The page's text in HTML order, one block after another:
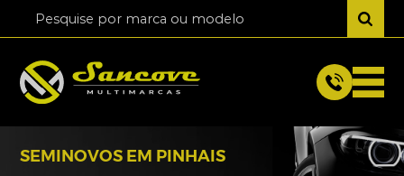
SEMINOVOS EM PINHAIS